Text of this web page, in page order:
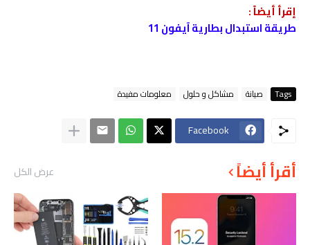
إقرأ أيضاً :
طريقة استبدال بطارية آيفون 11
Tags صيانة مشاكل و حلول معلومات مفيدة
Facebook
أقرأ أيضاً عرض الكل